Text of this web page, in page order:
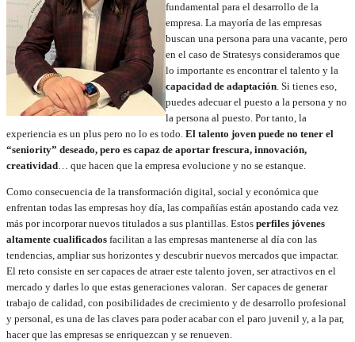
fundamental para el desarrollo de la
empresa. La mayoría de las empresas
buscan una persona para una vacante, pero
en el caso de Stratesys consideramos que
lo importante es encontrar el talento y la
capacidad de adaptación. Si tienes eso,
puedes adecuar el puesto a la persona y no
la persona al puesto. Por tanto, la
experiencia es un plus pero no lo es todo. El talento joven puede no tener el
“seniority” deseado, pero es capaz de aportar frescura, innovación,
creatividad… que hacen que la empresa evolucione y no se estanque.
Como consecuencia de la transformación digital, social y económica que
enfrentan todas las empresas hoy día, las compañías están apostando cada vez
más por incorporar nuevos titulados a sus plantillas. Estos perfiles jóvenes
altamente cualificados facilitan a las empresas mantenerse al día con las
tendencias, ampliar sus horizontes y descubrir nuevos mercados que impactar.
El reto consiste en ser capaces de atraer este talento joven, ser atractivos en el
mercado y darles lo que estas generaciones valoran. Ser capaces de generar
trabajo de calidad, con posibilidades de crecimiento y de desarrollo profesional
y personal, es una de las claves para poder acabar con el paro juvenil y, a la par,
hacer que las empresas se enriquezcan y se renueven.